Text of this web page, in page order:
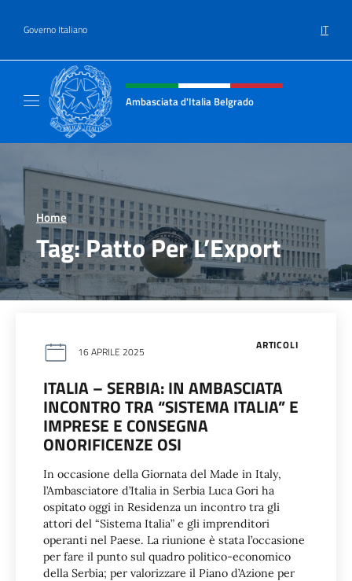
Governo Italiano IT
Intestazione sito, social e menù
Ambasciata d'Italia Belgrado
Home >
Tag:Patto Per L’Export
ARTICOLI
16 APRILE 2025
ITALIA – SERBIA: IN AMBASCIATA
INCONTRO TRA “SISTEMA ITALIA” E
IMPRESE E CONSEGNA
ONORIFICENZE OSI
In occasione della Giornata del Made in Italy,
l’Ambasciatore d’Italia in Serbia Luca Gori ha
ospitato oggi in Residenza un incontro tra gli
attori del “Sistema Italia” e gli imprenditori
operanti nel Paese. La riunione è stata l’occasione
per fare il punto sul quadro politico-economico
della Serbia; per valorizzare il Piano d’Azione per